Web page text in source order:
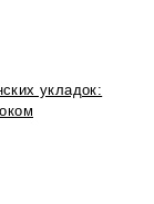
укладок: